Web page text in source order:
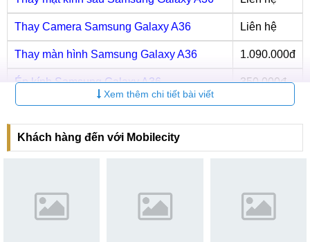
Thay Camera Samsung Galaxy A36 Liên hệ
Thay màn hình Samsung Galaxy A36 1.090.000đ
Ép kính Samsung Galaxy A36 350.000đ
Thay Pin Samsung Galaxy A36 440.000đ
Thay loa Samsung Galaxy A36
trọn vẹn.Thay loa là dịch vụ kỹ thuật giúp khắc phục sự cố
hoặc nâng cấp loa, bao gồm việc sửa chữa các bộ phận
Xem thêm chi tiết bài viết
Khách hàng đến với Mobilecity